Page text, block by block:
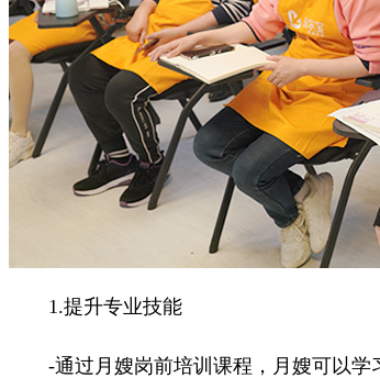
1.提升专业技能
-通过月嫂岗前培训课程，月嫂可以学